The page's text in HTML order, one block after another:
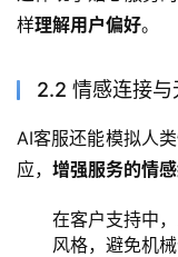
样理解用户偏好。
2.2 情感连接与
AI客服还能模拟人
应， 增强服务的情
在客户支持中
风格，避免机械